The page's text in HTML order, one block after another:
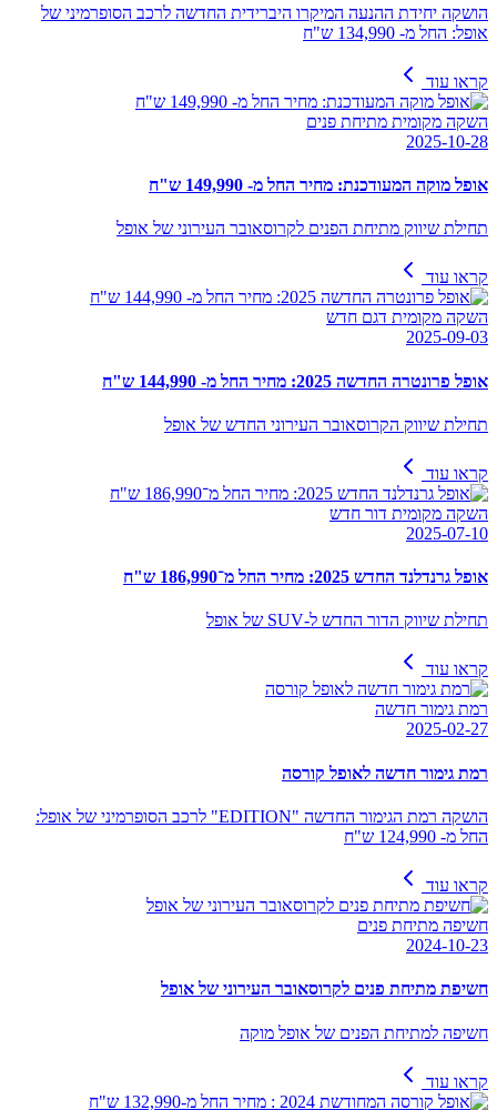
הושקה יחידת ההנעה המיקרו היברידית החדשה לרכב הסופרמיני של
אופל: החל מ- 134,990 ש"ח
קראו עוד
השקה מקומית מתיחת פנים
2025-10-28
אופל מוקה המעודכנת: מחיר החל מ- 149,990 ש"ח
תחילת שיווק מתיחת הפנים לקרוסאובר העירוני של אופל
קראו עוד
השקה מקומית דגם חדש
2025-09-03
אופל פרונטרה החדשה 2025: מחיר החל מ- 144,990 ש"ח
תחילת שיווק הקרוסאובר העירוני החדש של אופל
קראו עוד
השקה מקומית דור חדש
2025-07-10
אופל גרנדלנד החדש 2025: מחיר החל מ־186,990 ש"ח
תחילת שיווק הדור החדש ל-SUV של אופל
קראו עוד
רמת גימור חדשה
2025-02-27
רמת גימור חדשה לאופל קורסה
הושקה רמת הגימור החדשה "EDITION" לרכב הסופרמיני של אופל:
החל מ- 124,990 ש"ח
קראו עוד
חשיפה מתיחת פנים
2024-10-23
חשיפת מתיחת פנים לקרוסאובר העירוני של אופל
חשיפה למתיחת הפנים של אופל מוקה
קראו עוד